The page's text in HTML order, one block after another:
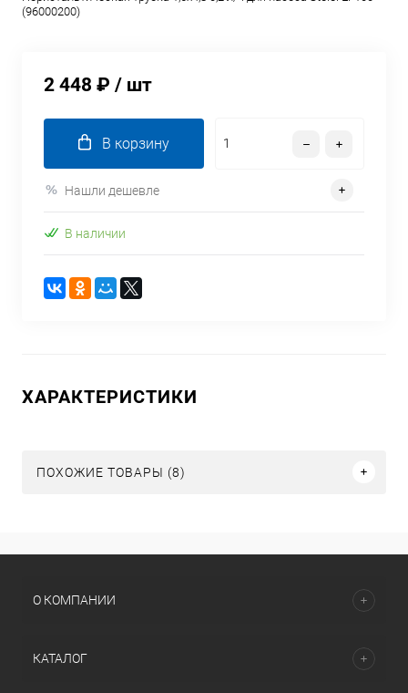
(96000200)
2 448 ₽ / шт
В корзину
Нашли дешевле
В наличии
ХАРАКТЕРИСТИКИ
ПОХОЖИЕ ТОВАРЫ (8)
О КОМПАНИИ
КАТАЛОГ